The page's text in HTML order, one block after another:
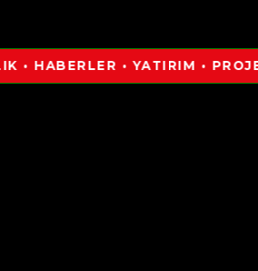
• YATIRIM • PROJELER •